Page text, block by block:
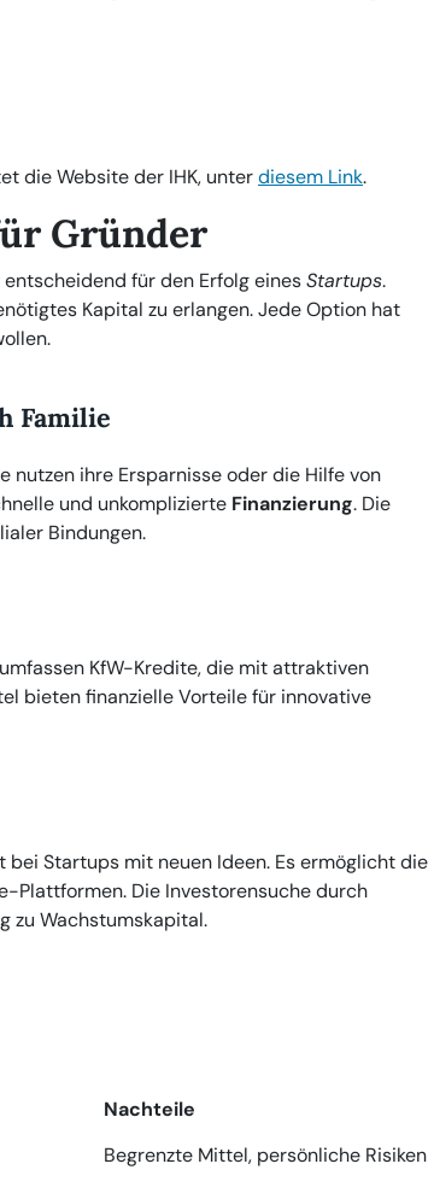
die Website der IHK, unterdiesem Link.
Gründer
entscheidend für den Erfolg einesStartups.
Kapital zu erlangen. Jede Option hat
Familie
nutzen ihre Ersparnisse oder die Hilfe von
und unkomplizierte Finanzierung. Die
Bindungen.
KfW-Kredite, die mit attraktiven
bieten finanzielle Vorteile für innovative
Startups mit neuen Ideen. Es ermöglicht die
Plattformen. Die Investorensuche durch
zu Wachstumskapital.
Nachteile
Begrenzte Mittel, persönliche Risiken